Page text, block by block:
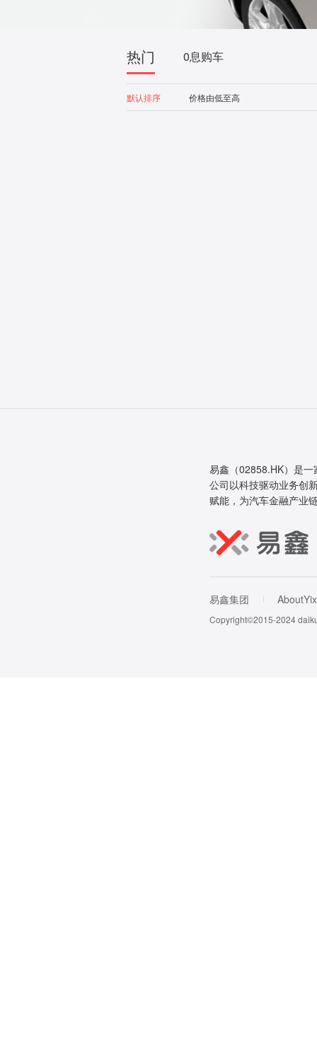
热门 0息购车
默认排序 价格由低至高
易鑫（02858.HK）是
公司以科技驱动业务创
赋能，为汽车金融产业
易鑫集团
Copyright©2015-2024